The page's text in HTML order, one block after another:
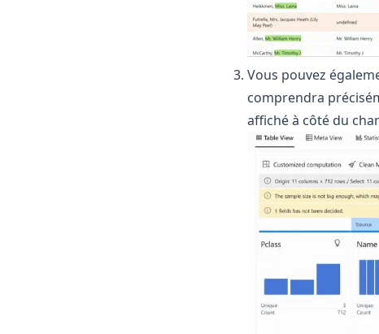
Vous pouvez
comprendra
affiché à côté du